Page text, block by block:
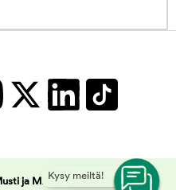
Kysy meiltä!
ja Mirri - Copyright © 2025